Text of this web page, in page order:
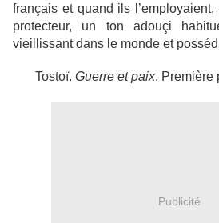
français et quand ils l’employaient,
protecteur, un ton adouçi
vieillissant dans le monde et
Tostoï. Guerre et paix. Première
Publicité